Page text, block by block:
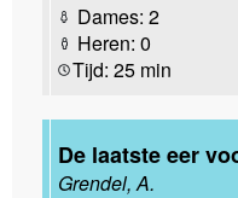
Dames: 2
Heren: 0
Tijd: 25 min
De laatste eer
Grendel, A.